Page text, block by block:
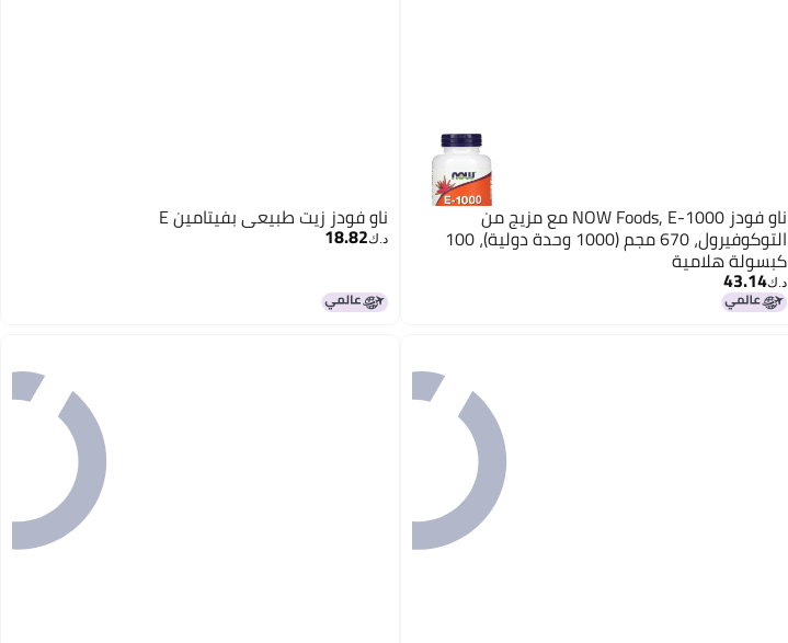
ناو فودز NOW Foods, E-1000 مع مزيج من
التوكوفيرول، 670 مجم (1000 وحدة دولية)، 100
كبسولة هلامية
د.ك‏43.14
ناو فودز زيت طبيعي بفيتامين E
د.ك‏18.82